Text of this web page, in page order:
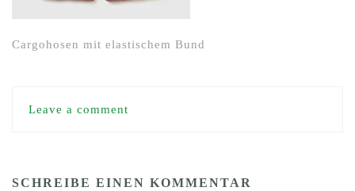
Cargohosen mit elastischem Bund
Leave a comment
SCHREIBE EINEN KOMMENTAR